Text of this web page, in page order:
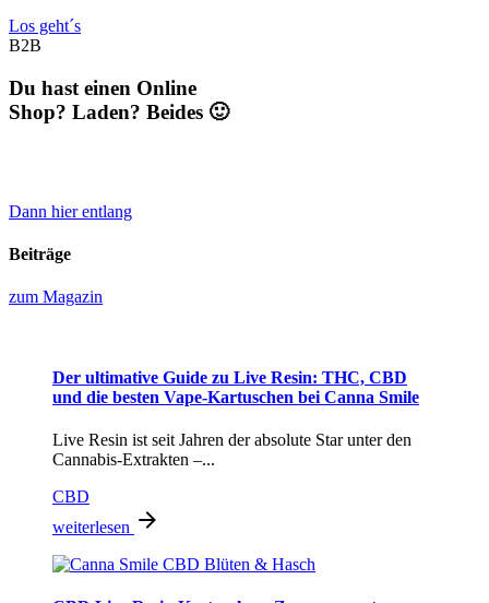
Los geht´s
B2B
Du hast einen Online
Shop? Laden? Beides 🙂
Dann hier entlang
Beiträge
zum Magazin
Der ultimative Guide zu Live Resin: THC, CBD
und die besten Vape-Kartuschen bei Canna Smile
Live Resin ist seit Jahren der absolute Star unter den
Cannabis-Extrakten –...
CBD
weiterlesen